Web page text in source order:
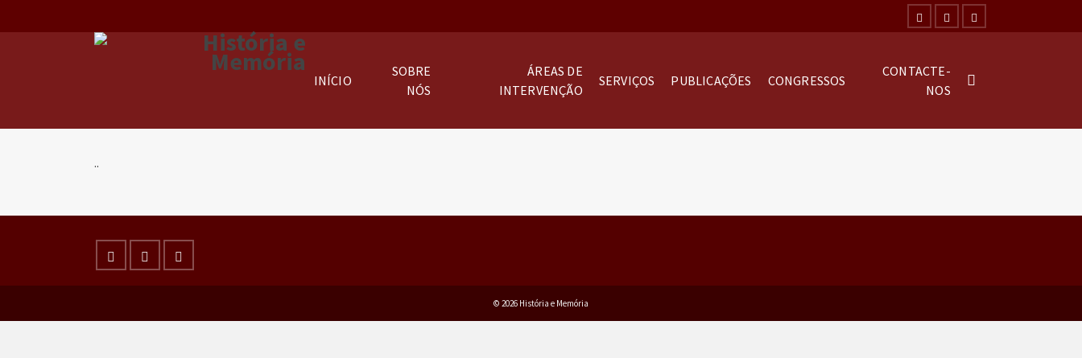
INÍCIO
SOBRE
NÓS
ÁREAS DE
INTERVENÇÃO
SERVIÇOS PUBLICAÇÕES CONGRESSOS
CONTACTE-
NOS
..
© 2026 História e Memória